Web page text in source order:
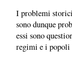
I problemi
sono dunque
essi sono
regimi e i popoli